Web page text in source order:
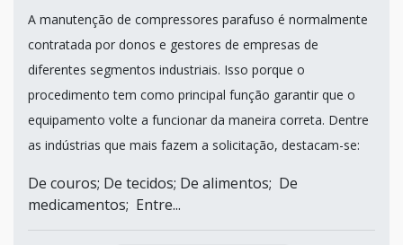
A manutenção de compressores parafuso é normalmente
contratada por donos e gestores de empresas de
diferentes segmentos industriais. Isso porque o
procedimento tem como principal função garantir que o
equipamento volte a funcionar da maneira correta. Dentre
as indústrias que mais fazem a solicitação, destacam-se:
De couros; De tecidos; De alimentos; De
medicamentos; Entre...